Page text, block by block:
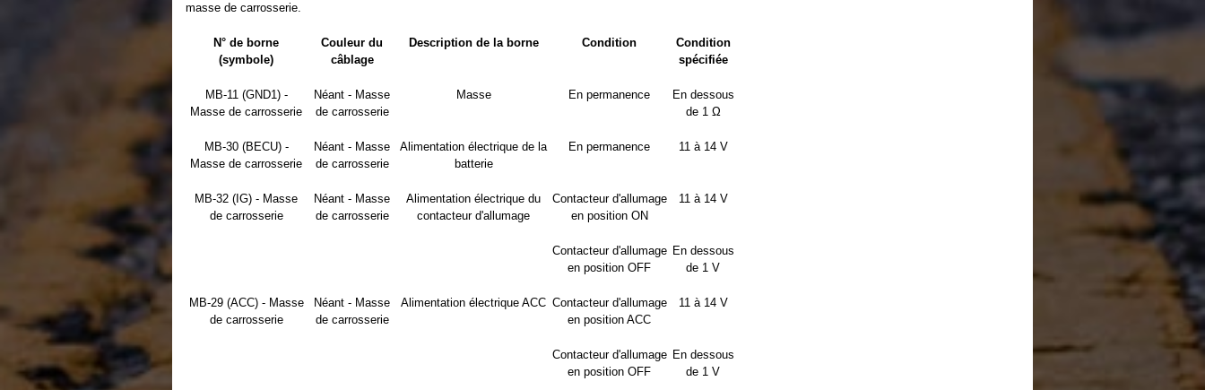
masse de carrosserie.
N° de borne
(symbole)
Couleur du
câblage
Description de la borne Condition
Condition
spécifiée
MB-11 (GND1) -
Masse de carrosserie
Néant - Masse
de carrosserie
Masse En permanence
En dessous
de 1 Ω
MB-30 (BECU) -
Masse de carrosserie
Néant - Masse
de carrosserie
Alimentation électrique de la
batterie
En permanence 11 à 14 V
MB-32 (IG) - Masse
de carrosserie
Néant - Masse
de carrosserie
Alimentation électrique du
contacteur d'allumage
Contacteur d'allumage
en position ON
11 à 14 V
Contacteur d'allumage
en position OFF
En dessous
de 1 V
MB-29 (ACC) - Masse
de carrosserie
Néant - Masse
de carrosserie
Alimentation électrique ACC Contacteur d'allumage
en position ACC
11 à 14 V
Contacteur d'allumage
en position OFF
En dessous
de 1 V